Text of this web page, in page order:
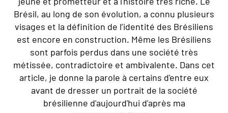
Brésil, au long de son évolution, a connu plusieurs
visages et la définition de l’identité des Brésiliens
est encore en construction. Même les Brésiliens
sont parfois perdus dans une société très
métissée, contradictoire et ambivalente. Dans cet
article, je donne la parole à certains d'entre eux
avant de dresser un portrait de la société
brésilienne d'aujourd'hui d'après ma